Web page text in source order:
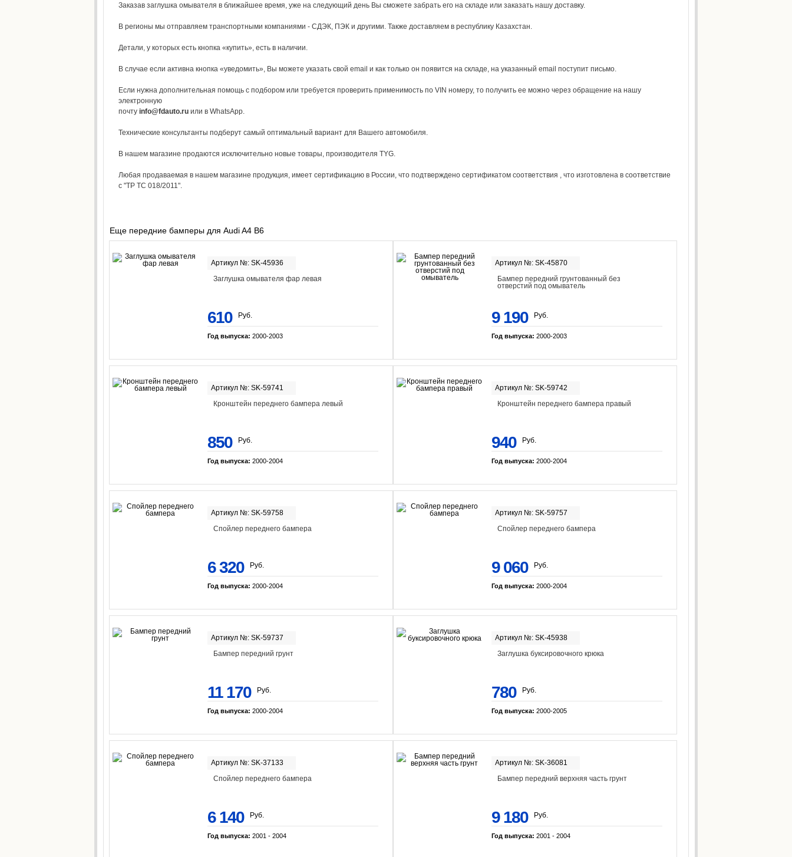
Заказав заглушка омывателя в ближайшее время, уже на следующий день Вы сможете забрать его на складе или заказать нашу доставку.
В регионы мы отправляем транспортными компаниями - СДЭК, ПЭК и другими. Также доставляем в республику Казахстан.
Детали, у которых есть кнопка «купить», есть в наличии.
В случае если активна кнопка «уведомить», Вы можете указать свой email и как только он появится на складе, на указанный email поступит письмо.
Если нужна дополнительная помощь с подбором или требуется проверить применимость по VIN номеру, то получить ее можно через обращение на нашу
электронную
почту info@fdauto.ru или в WhatsApp.
Технические консультанты подберут самый оптимальный вариант для Вашего автомобиля.
В нашем магазине продаются исключительно новые товары, производителя TYG.
Любая продаваемая в нашем магазине продукция, имеет сертификацию в России, что подтверждено сертификатом соответствия , что изготовлена в соответствие
с "ТР ТС 018/2011".
Еще передние бамперы для Audi A4 B6
Артикул №: SK-45936
Заглушка омывателя фар левая
610 Руб.
Год выпуска: 2000-2003
Артикул №: SK-45870
Бампер передний грунтованный без
отверстий под омыватель
9 190 Руб.
Год выпуска: 2000-2003
Артикул №: SK-59741
Кронштейн переднего бампера левый
850 Руб.
Год выпуска: 2000-2004
Артикул №: SK-59742
Кронштейн переднего бампера правый
940 Руб.
Год выпуска: 2000-2004
Артикул №: SK-59758
Спойлер переднего бампера
6 320 Руб.
Год выпуска: 2000-2004
Артикул №: SK-59757
Спойлер переднего бампера
9 060 Руб.
Год выпуска: 2000-2004
Артикул №: SK-59737
Бампер передний грунт
11 170 Руб.
Год выпуска: 2000-2004
Артикул №: SK-45938
Заглушка буксировочного крюка
780 Руб.
Год выпуска: 2000-2005
Артикул №: SK-37133
Спойлер переднего бампера
6 140 Руб.
Год выпуска: 2001 - 2004
Артикул №: SK-36081
Бампер передний верхняя часть грунт
9 180 Руб.
Год выпуска: 2001 - 2004